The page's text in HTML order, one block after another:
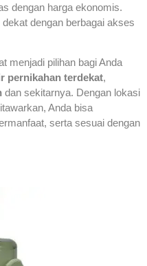
dengan harga ekonomis.
dengan berbagai akses
menjadi pilihan bagi Anda
pernikahan terdekat,
dan sekitarnya. Dengan lokasi
Anda bisa
serta sesuai dengan